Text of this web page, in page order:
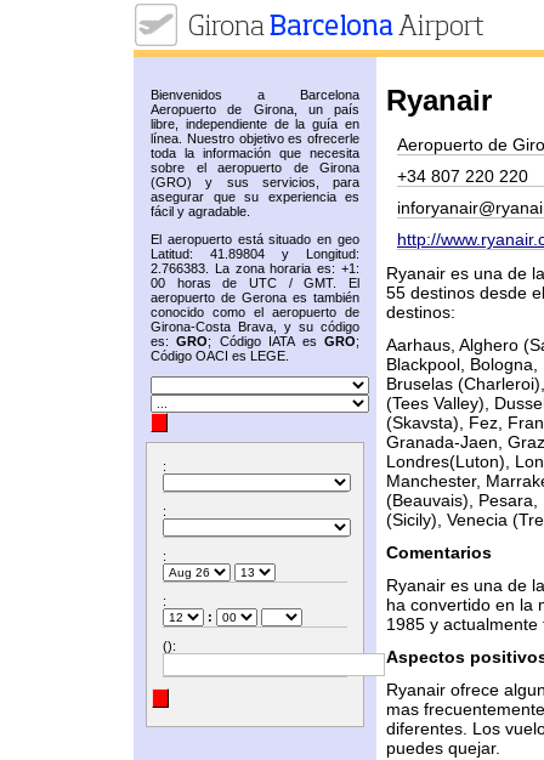
Bienvenidos a Barcelona
Aeropuerto de Girona, un país
libre, independiente de la guía en
línea. Nuestro objetivo es ofrecerle
toda la información que necesita
sobre el aeropuerto de Girona
(GRO) y sus servicios, para
asegurar que su experiencia es
fácil y agradable.
El aeropuerto está situado en geo
Latitud: 41.89804 y Longitud:
2.766383. La zona horaria es: +1:
00 horas de UTC / GMT. El
aeropuerto de Gerona es también
conocido como el aeropuerto de
Girona-Costa Brava, y su código
es:GRO; Código IATA esGRO;
Código OACI es LEGE.
:
:
:
:
:
():
Ryanair
Aeropuerto de
+34 807 220 220
http://
Ryanair es una de
55 destinos desde
destinos:
Aarhaus, Alghero
Blackpool,
Bruselas
(Tees Valley),
(Skavsta), Fez,
Granada-Jaen,
Londres(Luton),
Manchester,
(Beauvais), Pesara,
(Sicily), Venecia
Comentarios
Ryanair es una de
ha convertido en la
1985 y
Aspectos
Ryanair ofrece
mas
diferentes. Los
puedes quejar.